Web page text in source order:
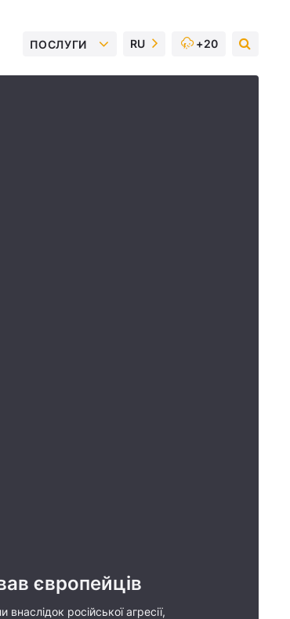
ПОСЛУГИ RU +20
європейців
російської агресії,